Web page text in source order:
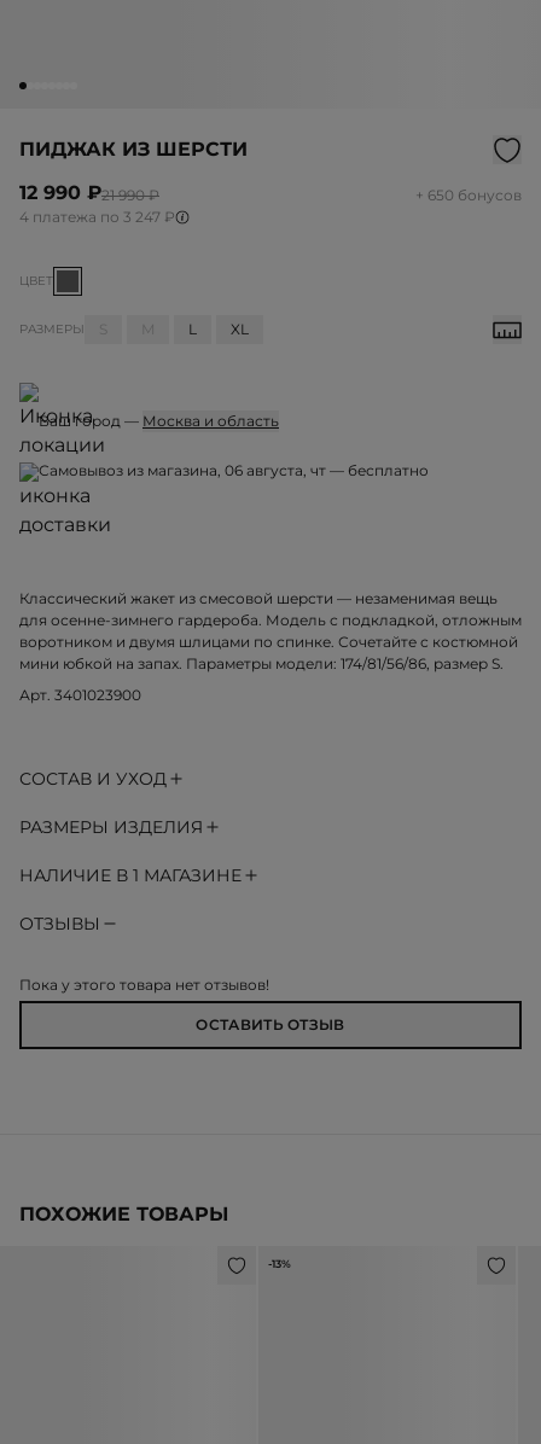
ПИДЖАК ИЗ ШЕРСТИ
12 990 ₽21 990 ₽
+ 650 бонусов
4 платежа по 3 247 ₽
ЦВЕТ
РАЗМЕРЫ M L XL
Ваш город — Москва и область
Самовывоз из магазина, 06 августа, чт — бесплатно
Классический жакет из смесовой шерсти — незаменимая вещь
для осенне-зимнего гардероба. Модель с подкладкой, отложным
воротником и двумя шлицами по спинке. Сочетайте с костюмной
мини юбкой на запах. Параметры модели: 174/81/56/86, размер S.
Арт. 3401023900
СОСТАВ И УХОД
РАЗМЕРЫ ИЗДЕЛИЯ
НАЛИЧИЕ В 1 МАГАЗИНЕ
ОТЗЫВЫ
Пока у этого товара нет отзывов!
ОСТАВИТЬ ОТЗЫВ
ПОХОЖИЕ ТОВАРЫ
-13%